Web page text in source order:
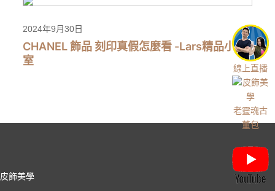
2024年9月30日
CHANEL 飾品 刻印真假怎麼看 -Lars精品小教
室
皮飾美學
線上直播
老靈魂古
董包